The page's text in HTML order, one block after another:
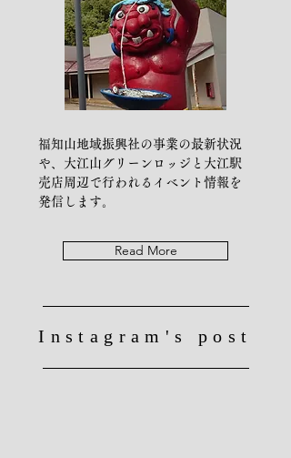
​福知山地域振興社の事業の最新状況
や、大江山グリーンロッジと大江駅
売店周辺で行われるイベント情報を
発信します。
Read More
Instagram's post